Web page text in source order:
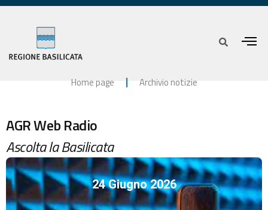
Home page Archivio notizie
AGR Web Radio
Ascolta la Basilicata
24 Giugno 2026